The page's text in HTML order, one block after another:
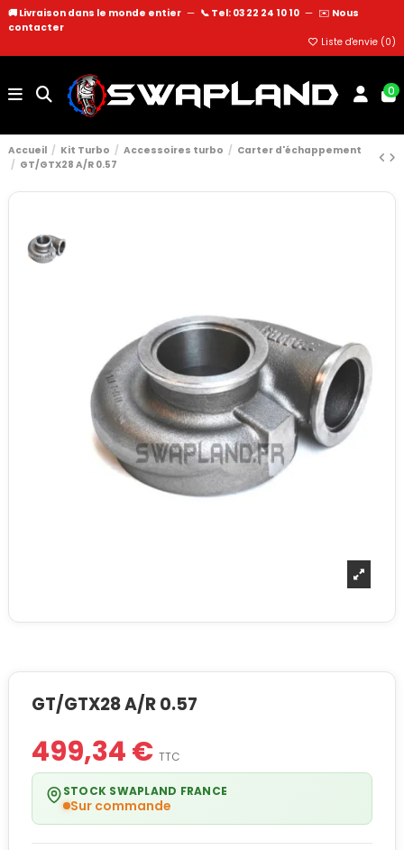
🚚 Livraison dans le monde entier — 📞 Tel: 03 22 24 10 10 — ✉️ Nous
contacter
Liste d'envie (0)
0
Accueil Kit Turbo Accessoires turbo
Carter d'échappement
GT/GTX28 A/R 0.57
GT/GTX28 A/R 0.57
499,34 € TTC
STOCK SWAPLAND FRANCE
Sur commande